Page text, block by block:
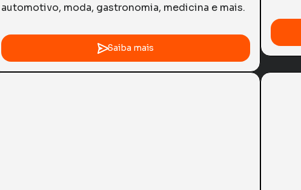
automotivo, moda, gastronomia, medicina e mais.
Saiba mais